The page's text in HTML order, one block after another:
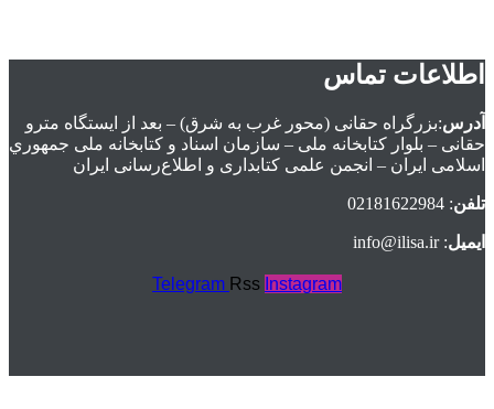
اطلاعات تماس
آدرس:بزرگراه حقانی (محور غرب به شرق) – بعد از ايستگاه مترو
حقانی – بلوار كتابخانه ملی – سازمان اسناد و كتابخانه ملی جمهوري
اسلامی ايران – انجمن علمی کتابداری و اطلاع‌رسانی ایران
تلفن: 02181622984
ایمیل: info@ilisa.ir
Telegram Rss Instagram